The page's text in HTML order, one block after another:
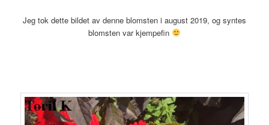
Jeg tok dette bildet av denne blomsten i august 2019, og syntes
blomsten var kjempefin